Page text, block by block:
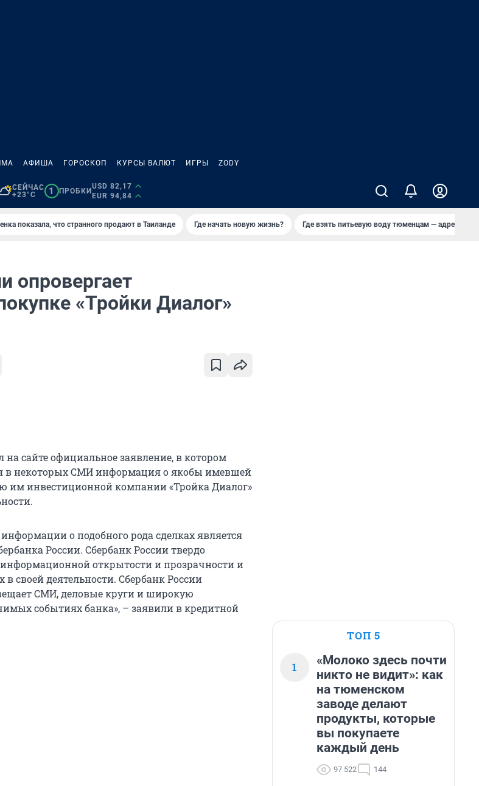
АФИША ГОРОСКОП КУРСЫ ВАЛЮТ ИГРЫ ZODY
СЕЙЧАС
+23°C
1 ПРОБКИ
USD 82,17
EUR 94,84
показала, что странного продают в Таиланде Где начать новую жизнь? Где взять питьевую воду тюменцам — адреса
опровергает
«Тройки Диалог»
на сайте официальное заявление, в котором
в некоторых СМИ информация о якобы имевшей
им инвестиционной компании «Тройка Диалог»
о подобного рода сделках является
России. Сбербанк России твердо
открытости и прозрачности и
в своей деятельности. Сбербанк России
СМИ, деловые круги и широкую
событиях банка», – заявили в кредитной
ТОП 5
1
«Молоко здесь почти
никто не видит»: как
на тюменском
заводе делают
продукты, которые
вы покупаете
каждый день
97 522 144